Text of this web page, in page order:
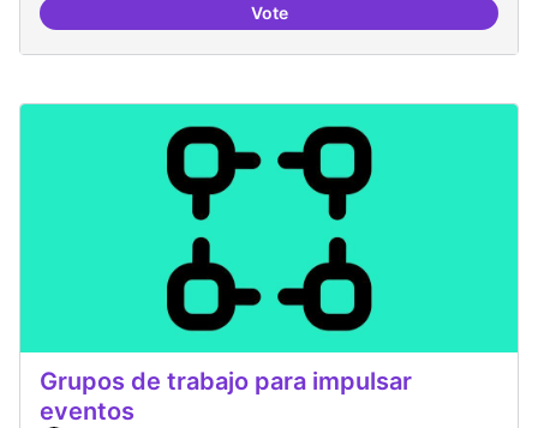
VoteRecerca i re-avaluació
Grupos de trabajo para impulsar
eventos